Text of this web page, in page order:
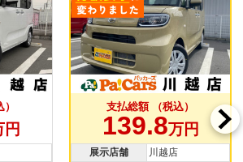
円
支払総額 （税込）
139.8万円
展示店舗
川越店